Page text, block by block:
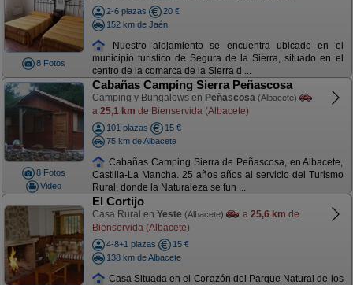
8 Fotos
2-6 plazas
20 €
152 km de Jaén
Nuestro alojamiento se encuentra ubicado en el
municipio turistico de Segura de la Sierra, situado en el
centro de la comarca de la Sierra d ...
8 Fotos
Video
Cabañas Camping Sierra Peñascosa
Camping y Bungalows en Peñascosa (Albacete)
a 25,1 km de Bienservida (Albacete)
101 plazas
15 €
75 km de Albacete
Cabañas Camping Sierra de Peñascosa, en Albacete,
Castilla-La Mancha. 25 años años al servicio del Turismo
Rural, donde la Naturaleza se fun ...
El Cortijo
Casa Rural en Yeste (Albacete) a 25,6 km de
Bienservida (Albacete)
4-8+1 plazas
15 €
138 km de Albacete
Casa Situada en el Corazón del Parque Natural de los